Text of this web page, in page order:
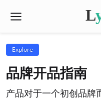
Explore
品牌开品指南
产品对于一个初创品牌